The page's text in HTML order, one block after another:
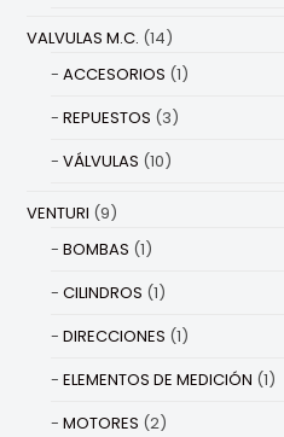
VALVULAS M.C. (14)
ACCESORIOS (1)
REPUESTOS (3)
VÁLVULAS (10)
VENTURI (9)
BOMBAS (1)
CILINDROS (1)
DIRECCIONES (1)
ELEMENTOS DE MEDICIÓN (1)
MOTORES (2)